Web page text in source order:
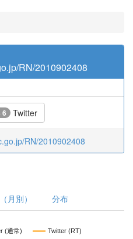
RN/2010902408
6 Twitter
RN/2010902408
月別） 分布
(通常) Twitter (RT)